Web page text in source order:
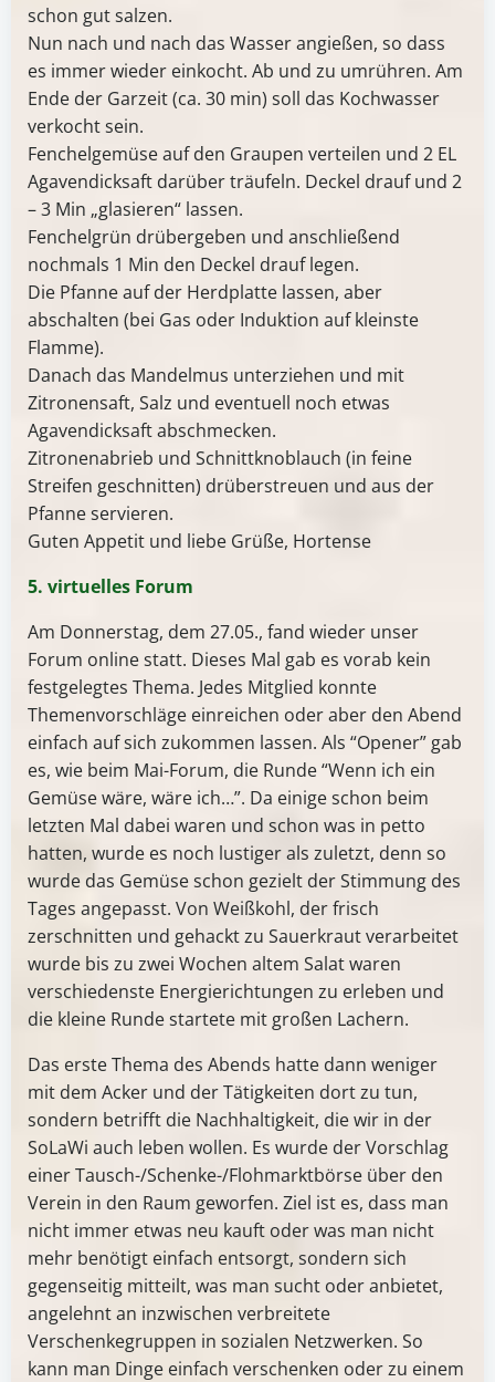
schon gut salzen.
Nun nach und nach das Wasser angießen, so dass
es immer wieder einkocht. Ab und zu umrühren. Am
Ende der Garzeit (ca. 30 min) soll das Kochwasser
verkocht sein.
Fenchelgemüse auf den Graupen verteilen und 2 EL
Agavendicksaft darüber träufeln. Deckel drauf und 2
– 3 Min „glasieren“ lassen.
Fenchelgrün drübergeben und anschließend
nochmals 1 Min den Deckel drauf legen.
Die Pfanne auf der Herdplatte lassen, aber
abschalten (bei Gas oder Induktion auf kleinste
Flamme).
Danach das Mandelmus unterziehen und mit
Zitronensaft, Salz und eventuell noch etwas
Agavendicksaft abschmecken.
Zitronenabrieb und Schnittknoblauch (in feine
Streifen geschnitten) drüberstreuen und aus der
Pfanne servieren.
Guten Appetit und liebe Grüße, Hortense
5. virtuelles Forum
Am Donnerstag, dem 27.05., fand wieder unser
Forum online statt. Dieses Mal gab es vorab kein
festgelegtes Thema. Jedes Mitglied konnte
Themenvorschläge einreichen oder aber den Abend
einfach auf sich zukommen lassen. Als “Opener” gab
es, wie beim Mai-Forum, die Runde “Wenn ich ein
Gemüse wäre, wäre ich…”. Da einige schon beim
letzten Mal dabei waren und schon was in petto
hatten, wurde es noch lustiger als zuletzt, denn so
wurde das Gemüse schon gezielt der Stimmung des
Tages angepasst. Von Weißkohl, der frisch
zerschnitten und gehackt zu Sauerkraut verarbeitet
wurde bis zu zwei Wochen altem Salat waren
verschiedenste Energierichtungen zu erleben und
die kleine Runde startete mit großen Lachern.
Das erste Thema des Abends hatte dann weniger
mit dem Acker und der Tätigkeiten dort zu tun,
sondern betrifft die Nachhaltigkeit, die wir in der
SoLaWi auch leben wollen. Es wurde der Vorschlag
einer Tausch-/Schenke-/Flohmarktbörse über den
Verein in den Raum geworfen. Ziel ist es, dass man
nicht immer etwas neu kauft oder was man nicht
mehr benötigt einfach entsorgt, sondern sich
gegenseitig mitteilt, was man sucht oder anbietet,
angelehnt an inzwischen verbreitete
Verschenkegruppen in sozialen Netzwerken. So
kann man Dinge einfach verschenken oder zu einem